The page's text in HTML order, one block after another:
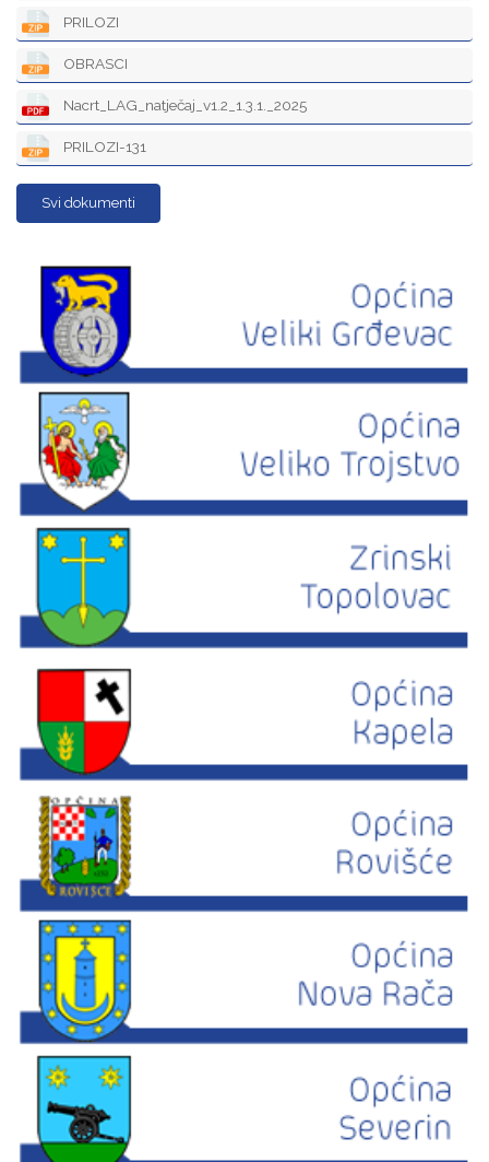
PRILOZI
OBRASCI
Nacrt_LAG_natječaj_v1.2_1.3.1._2025
PRILOZI-131
Svi dokumenti